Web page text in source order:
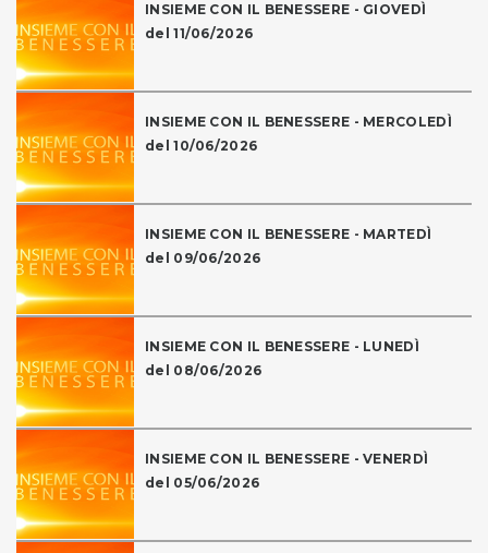
INSIEME CON IL BENESSERE - GIOVEDÌ
del 11/06/2026
INSIEME CON IL BENESSERE - MERCOLEDÌ
del 10/06/2026
INSIEME CON IL BENESSERE - MARTEDÌ
del 09/06/2026
INSIEME CON IL BENESSERE - LUNEDÌ
del 08/06/2026
INSIEME CON IL BENESSERE - VENERDÌ
del 05/06/2026